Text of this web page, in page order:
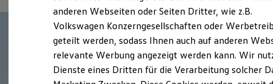
Verbrauchskosten
Kaufoptionen
E-Auto-Förderung
Software und Konnektivität
Die ID. Software 6
ID. Software Versionen und Updates
Digitale Extras
Schnittstellen zu Ihrem ID.
anderen Webseiten oder Seiten Dritter, wie z.B.
Volkswagen Konzerngesellschaften oder
geteilt werden, sodass Ihnen auch auf anderen
relevante Werbung angezeigt werden kann. Wir
Dienste eines Dritten für die Verarbeitung solcher